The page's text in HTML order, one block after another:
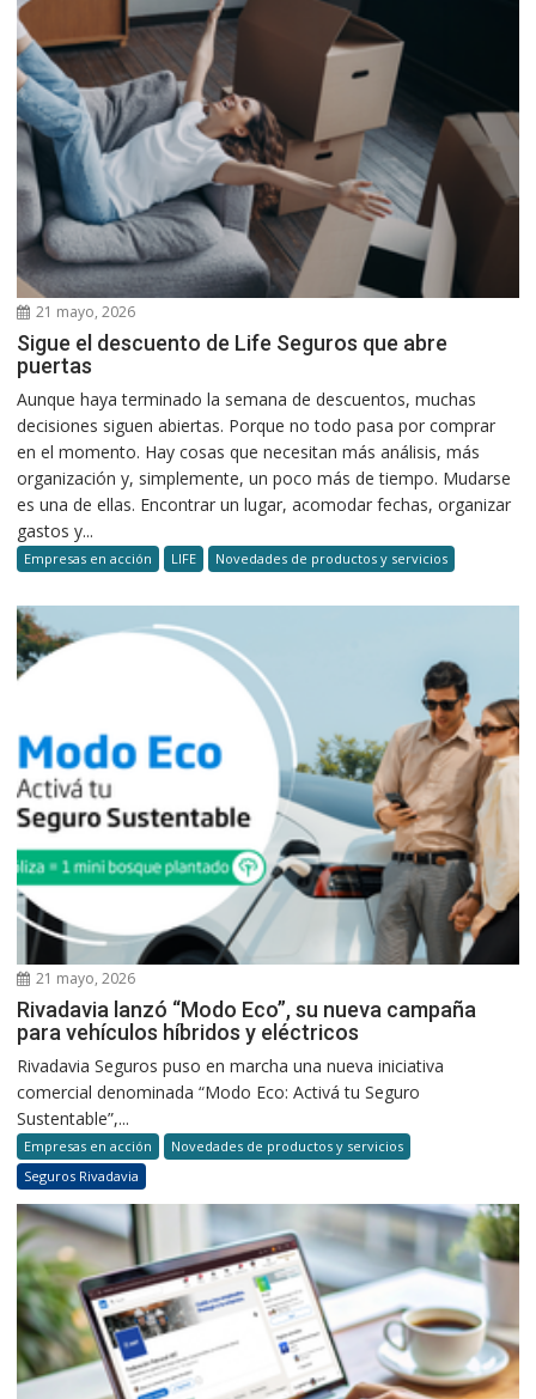
21 mayo, 2026
Sigue el descuento de Life Seguros que abre
puertas
Aunque haya terminado la semana de descuentos, muchas
decisiones siguen abiertas. Porque no todo pasa por comprar
en el momento. Hay cosas que necesitan más análisis, más
organización y, simplemente, un poco más de tiempo. Mudarse
es una de ellas. Encontrar un lugar, acomodar fechas, organizar
gastos y...
Empresas en acción LIFE Novedades de productos y servicios
21 mayo, 2026
Rivadavia lanzó “Modo Eco”, su nueva campaña
para vehículos híbridos y eléctricos
Rivadavia Seguros puso en marcha una nueva iniciativa
comercial denominada “Modo Eco: Activá tu Seguro
Sustentable”,...
Empresas en acción
Novedades de productos y servicios
Seguros Rivadavia